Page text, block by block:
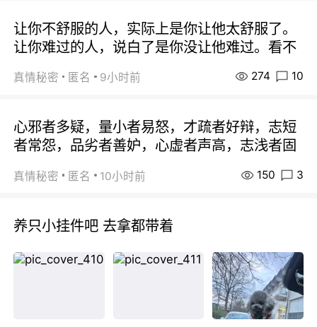
让你不舒服的人，实际上是你让他太舒服了。
让你难过的人，说白了是你没让他难过。看不
真情秘密 匿名 9小时前 274 10
心邪者多疑，量小者易怒，才疏者好辩，志短
者常怨，品劣者善妒，心虚者声高，志浅者固
真情秘密 匿名 10小时前 150 3
养只小挂件吧 去拿都带着